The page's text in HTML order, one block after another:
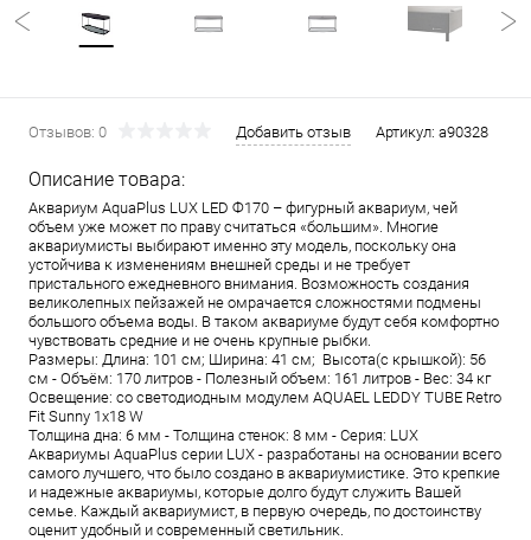
Отзывов: 0 Добавить отзыв Артикул: a90328
Описание товара:
Аквариум AquaPlus LUX LED Ф170 – фигурный аквариум, чей
объем уже может по праву считаться «большим». Многие
аквариумисты выбирают именно эту модель, поскольку она
устойчива к изменениям внешней среды и не требует
пристального ежедневного внимания. Возможность создания
великолепных пейзажей не омрачается сложностями подмены
большого объема воды. В таком аквариуме будут себя комфортно
чувствовать средние и не очень крупные рыбки.
Размеры: Длина: 101 см; Ширина: 41 см; Высота(с крышкой): 56
см - Объём: 170 литров - Полезный объем: 161 литров - Вес: 34 кг
Освещение: со светодиодным модулем AQUAEL LEDDY TUBE Retro
Fit Sunny 1х18 W
Толщина дна: 6 мм - Толщина стенок: 8 мм - Серия: LUX
Аквариумы AquaPlus серии LUX - разработаны на основании всего
самого лучшего, что было создано в аквариумистике. Это крепкие
и надежные аквариумы, которые долго будут служить Вашей
семье. Каждый аквариумист, в первую очередь, по достоинству
оценит удобный и современный светильник.